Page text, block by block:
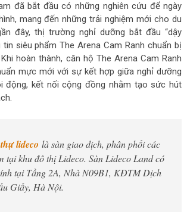
đã bắt đầu có những nghiên cứu để ngày
mang đến những trải nghiệm mới cho du
đây, thị trường nghỉ dưỡng bắt đầu “dậy
siêu phẩm The Arena Cam Ranh chuẩn bị
hoàn thành, căn hộ The Arena Cam Ranh
mực mới với sự kết hợp giữa nghỉ dưỡng
động, kết nối cộng đồng nhằm tạo sức hút
lideco là sàn giao dịch, phân phối các
tại khu đô thị Lideco. Sàn Lideco Land có
tại Tầng 2A, Nhà N09B1, KĐTM Dịch
Giấy, Hà Nội.